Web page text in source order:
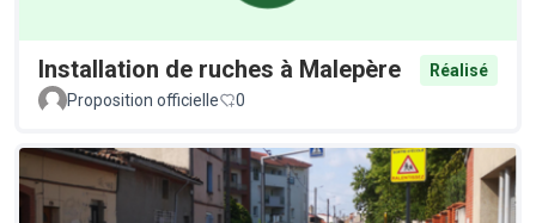
Installation de ruches à Malepère
Réalisé
Proposition officielle
0